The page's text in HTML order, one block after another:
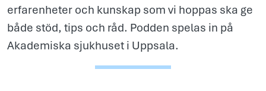
erfarenheter och kunskap som vi hoppas ska ge
både stöd, tips och råd. Podden spelas in på
Akademiska sjukhuset i Uppsala.